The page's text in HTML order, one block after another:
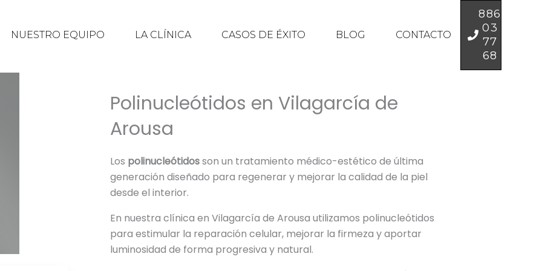
NUESTRO EQUIPO LA CLÍNICA CASOS DE ÉXITO BLOG CONTACTO
886
03
77
68
Polinucleótidos en Vilagarcía de
Arousa
Los polinucleótidosson un tratamiento médico-estético de última
generación diseñado para regenerar y mejorar la calidad de la piel
desde el interior.
En nuestra clínica en Vilagarcía de Arousa utilizamos polinucleótidos
para estimular la reparación celular, mejorar la firmeza y aportar
luminosidad de forma progresiva y natural.